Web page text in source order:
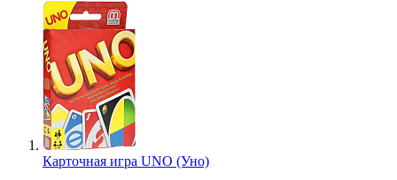
Карточная игра UNO (Уно)